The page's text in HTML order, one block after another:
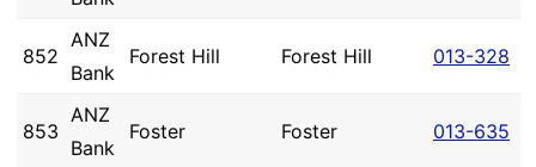
852
ANZ
Bank
Forest Hill Forest Hill 013-328
853
ANZ
Bank
Foster Foster 013-635